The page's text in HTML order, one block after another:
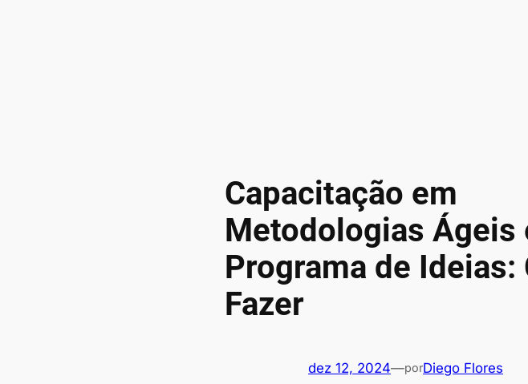
Capacitação em
Metodologias Ágeis
Programa de Ideias:
Fazer
dez 12, 2024—porDiego Flores